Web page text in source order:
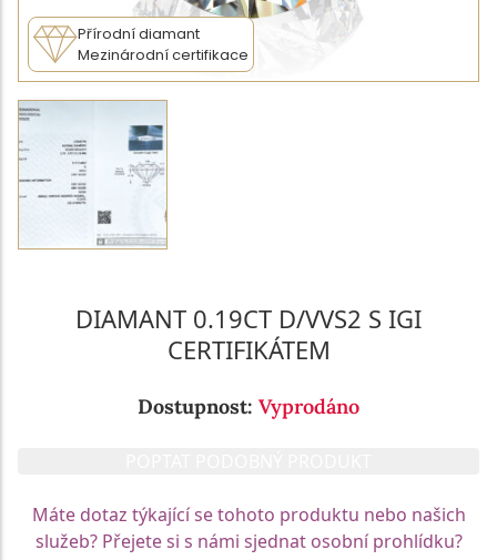
Přírodní diamant
Mezinárodní certifikace
DIAMANT 0.19CT D/VVS2 S IGI
CERTIFIKÁTEM
Dostupnost: Vyprodáno
Máte dotaz týkající se tohoto produktu nebo našich
služeb? Přejete si s námi sjednat osobní prohlídku?